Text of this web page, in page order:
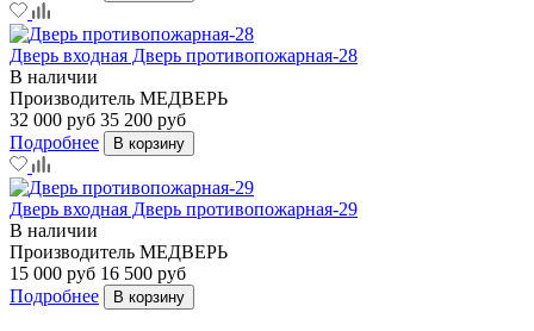
Дверь входная Дверь противопожарная-28
В наличии
Производитель МЕДВЕРЬ
32 000 руб 35 200 руб
Подробнее
В корзину
Дверь входная Дверь противопожарная-29
В наличии
Производитель МЕДВЕРЬ
15 000 руб 16 500 руб
Подробнее
В корзину